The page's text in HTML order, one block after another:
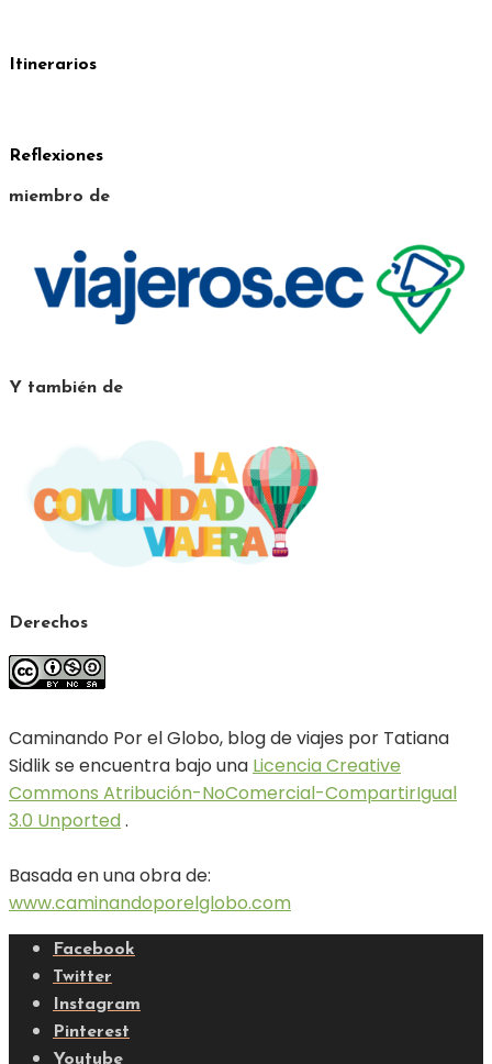
Itinerarios
Reflexiones
miembro de
Y también de
Derechos
Caminando Por el Globo, blog de viajes por Tatiana
Sidlik se encuentra bajo una Licencia Creative
Commons Atribución-NoComercial-CompartirIgual
3.0 Unported.
Basada en una obra de:
www.caminandoporelglobo.com
Facebook
Twitter
Instagram
Pinterest
Youtube